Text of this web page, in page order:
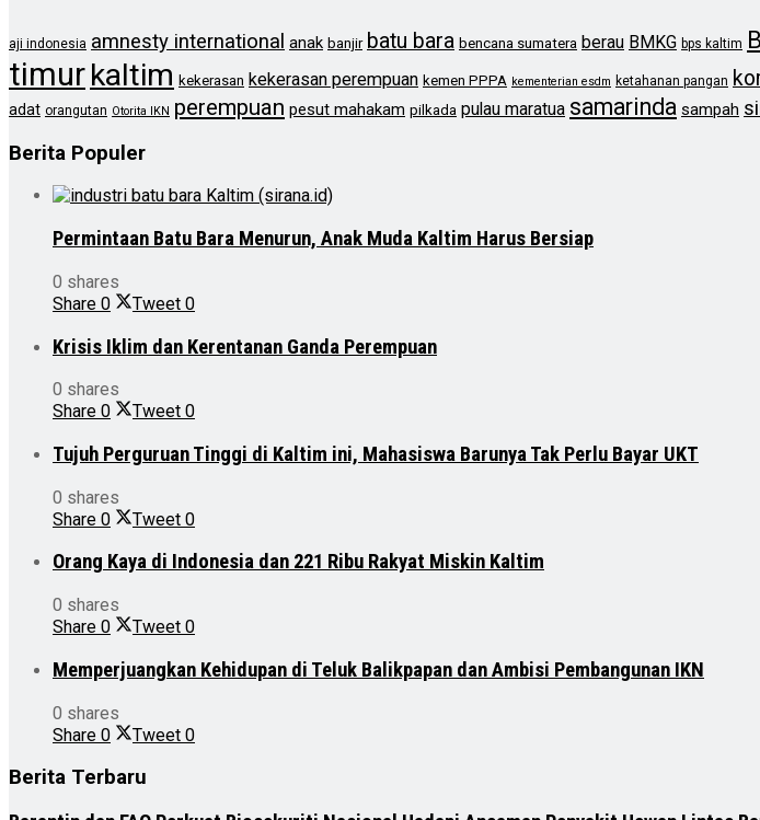
aji indonesia amnesty international anak banjir batu bara bencana sumatera berau BMKG bps kaltim
timurkaltim kekerasan kekerasan perempuan kemen PPPA kementerian esdm ketahanan pangan
adat orangutan Otorita IKN perempuan pesut mahakam pilkada pulau maratua samarinda sampah
Berita Populer
Permintaan Batu Bara Menurun, Anak Muda Kaltim Harus Bersiap
0 shares
Share 0 Tweet 0
Krisis Iklim dan Kerentanan Ganda Perempuan
0 shares
Share 0 Tweet 0
Tujuh Perguruan Tinggi di Kaltim ini, Mahasiswa Barunya Tak Perlu Bayar UKT
0 shares
Share 0 Tweet 0
Orang Kaya di Indonesia dan 221 Ribu Rakyat Miskin Kaltim
0 shares
Share 0 Tweet 0
Memperjuangkan Kehidupan di Teluk Balikpapan dan Ambisi Pembangunan IKN
0 shares
Share 0 Tweet 0
Berita Terbaru